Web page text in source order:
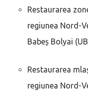
Restaurarea
regiunea Nord-
Babeș Bolyai
Restaurarea
regiunea Nord-